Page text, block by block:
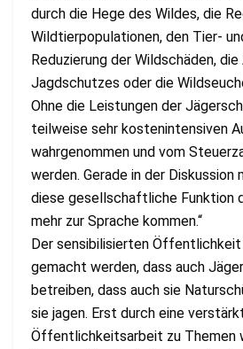
durch die Hege des Wildes, die
Wildtierpopulationen, den Tier-
Reduzierung der Wildschäden, die
Jagdschutzes oder die
Ohne die Leistungen der
teilweise sehr kostenintensiven
wahrgenommen und vom
werden. Gerade in der Diskussion
diese gesellschaftliche Funktion
mehr zur Sprache kommen.“
Der sensibilisierten
gemacht werden, dass auch
betreiben, dass auch sie
sie jagen. Erst durch eine
Öffentlichkeitsarbeit zu Themen